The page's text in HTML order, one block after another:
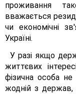
проживання
вважається
чи економічні
Україні.
У разі якщо
життєвих
фізична особа
жодній з